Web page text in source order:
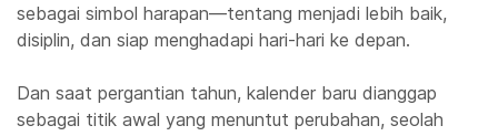
sebagai simbol harapan—tentang menjadi lebih baik,
disiplin, dan siap menghadapi hari-hari ke depan.
Dan saat pergantian tahun, kalender baru dianggap
sebagai titik awal yang menuntut perubahan, seolah